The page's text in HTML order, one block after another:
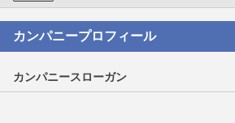
カンパニープロフィール
カンパニースローガン